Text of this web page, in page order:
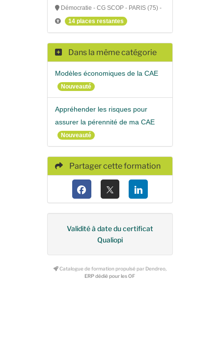
Démocratie - CG SCOP - PARIS (75) -
14 places restantes
Dans la même catégorie
Modèles économiques de la CAE
Nouveauté
Appréhender les risques pour
assurer la pérennité de ma CAE
Nouveauté
Partager cette formation
Validité à date du certificat
Qualiopi
Catalogue de formation propulsé par Dendreo,
ERP dédié pour les OF